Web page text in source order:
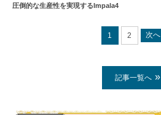
圧倒的な生産性を実現するImpala4
1 2 次へ
記事一覧へ